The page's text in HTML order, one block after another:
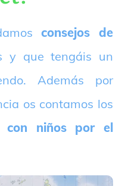
consejos de
y que tengáis un
Además por
os contamos los
con niños por el